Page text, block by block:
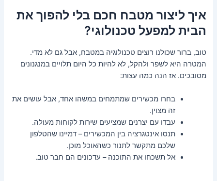
איך ליצור מטבח חכם בלי להפוך את
הבית למפעל טכנולוגי?
טוב, ברור שכולנו רוצים טכנולוגיה במטבח, אבל גם לא מדי.
המטרה היא לשפר ולהקל, לא להיות כל היום תלויים במנגנונים
מסובכים. אז הנה כמה עצות:
בחרו מכשירים שמתמחים במשהו אחד, אבל עושים את
זה מצוין.
עבדו עם יצרנים שמציעים שירות לקוחות מעולה.
תנסו אינטגרציה בין המכשירים – דמיינו שהטלפון
שלכם מתקשר לתנור כשהאוכל מוכן.
אל תשכחו את התוכנה – עדכונים הם חבר טוב.